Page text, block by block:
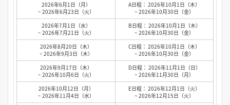
2026年6月1日（月）
~ 2026年6月23日（火）
A日程： 2026年10月1日（木）
~ 2026年10月30日（金）
2026年7月1日（水）
~ 2026年7月21日（火）
B日程： 2026年10月1日（木）
~ 2026年10月30日（金）
2026年8月20日（木）
~ 2026年9月3日（木）
C日程： 2026年10月1日（木）
~ 2026年10月30日（金）
2026年9月17日（木）
~ 2026年10月6日（火）
D日程： 2026年11月1日（日）
~ 2026年11月30日（月）
2026年10月12日（月）
~ 2026年11月4日（水）
E日程： 2026年12月1日（火）
~ 2026年12月15日（火）